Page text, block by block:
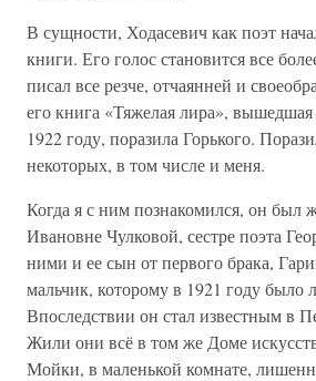
В сущности, Ходасевич как поэт
книги. Его голос становится все
писал все резче, отчаянней и
его книга «Тяжелая лира»,
1922 году, поразила Горького.
некоторых, в том числе и меня.
Когда я с ним познакомился, он был
Ивановне Чулковой, сестре поэта
ними и ее сын от первого брака,
мальчик, которому в 1921 году было
Впоследствии он стал известным в
Жили они всё в том же Доме
Мойки, в маленькой комнате,